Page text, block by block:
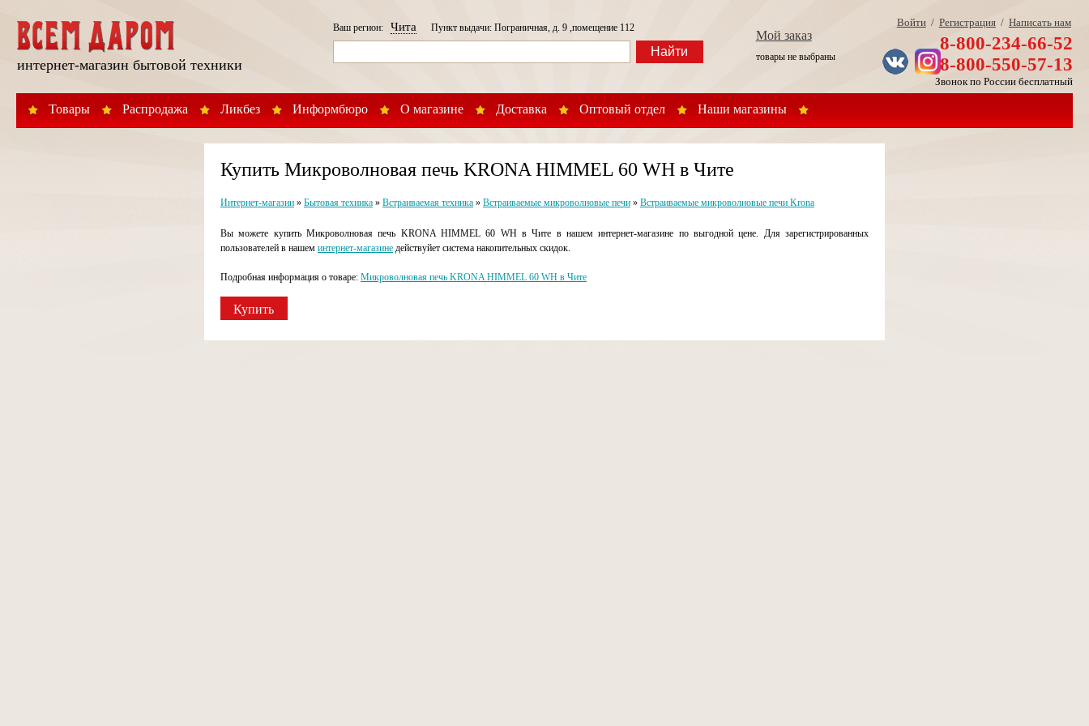
интернет-магазин бытовой техники
Товары Распродажа Ликбез Информбюро О магазине Доставка Оптовый отдел Наши магазины
Ваш регион: Чита Пункт выдачи: Пограничная, д. 9 ,помещение 112
Найти
Мой заказ
товары не выбраны
Войти/ Регистрация/ Написать нам
8-800-234-66-52
8-800-550-57-13
Звонок по России бесплатный
Купить Микроволновая печь KRONA HIMMEL 60 WH в Чите
Интернет-магазин» Бытовая техника» Встраиваемая техника» Встраиваемые микроволновые печи» Встраиваемые микроволновые печи Krona
Вы можете купить Микроволновая печь KRONA HIMMEL 60 WH в Чите в нашем интернет-магазине по выгодной цене. Для зарегистрированных
пользователей в нашем интернет-магазинедействуйет система накопительных скидок.
Подробная информация о товаре: Микроволновая печь KRONA HIMMEL 60 WH в Чите
Купить